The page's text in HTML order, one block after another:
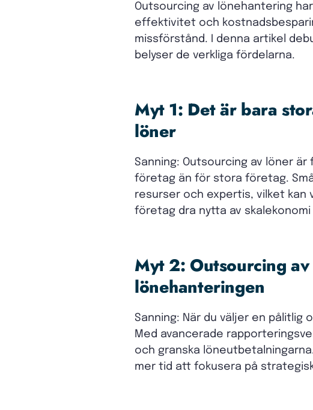
Outsourcing av lönehantering
effektivitet och
missförstånd. I denna artikel
belyser de verkliga fördelarna.
Myt 1: Det är bara
löner
Sanning: Outsourcing av löner
företag än för stora företag.
resurser och expertis, vilket kan
företag dra nytta av
Myt 2: Outsourcing
lönehanteringen
Sanning: När du väljer en
Med avancerade
och granska
mer tid att fokusera på